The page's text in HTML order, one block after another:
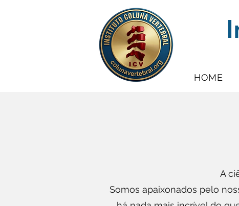
HOME
A
Somos apaixonados pelo